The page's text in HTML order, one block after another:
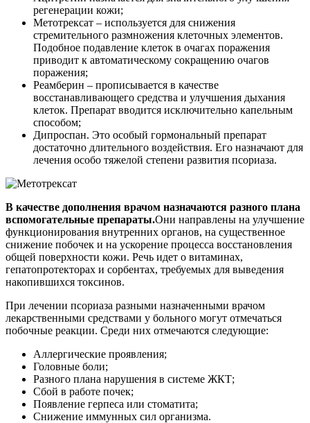
регенерации кожи;
Метотрексат – используется для снижения
стремительного размножения клеточных элементов.
Подобное подавление клеток в очагах поражения
приводит к автоматическому сокращению очагов
поражения;
Реамберин – прописывается в качестве
восстанавливающего средства и улучшения дыхания
клеток. Препарат вводится исключительно капельным
способом;
Дипроспан. Это особый гормональный препарат
достаточно длительного воздействия. Его назначают для
лечения особо тяжелой степени развития псориаза.
В качестве дополнения врачом назначаются разного плана
вспомогательные препараты.Они направлены на улучшение
функционирования внутренних органов, на существенное
снижение побочек и на ускорение процесса восстановления
общей поверхности кожи. Речь идет о витаминах,
гепатопротекторах и сорбентах, требуемых для выведения
накопившихся токсинов.
При лечении псориаза разными назначенными врачом
лекарственными средствами у больного могут отмечаться
побочные реакции. Среди них отмечаются следующие:
Аллергические проявления;
Головные боли;
Разного плана нарушения в системе ЖКТ;
Сбой в работе почек;
Появление герпеса или стоматита;
Снижение иммунных сил организма.